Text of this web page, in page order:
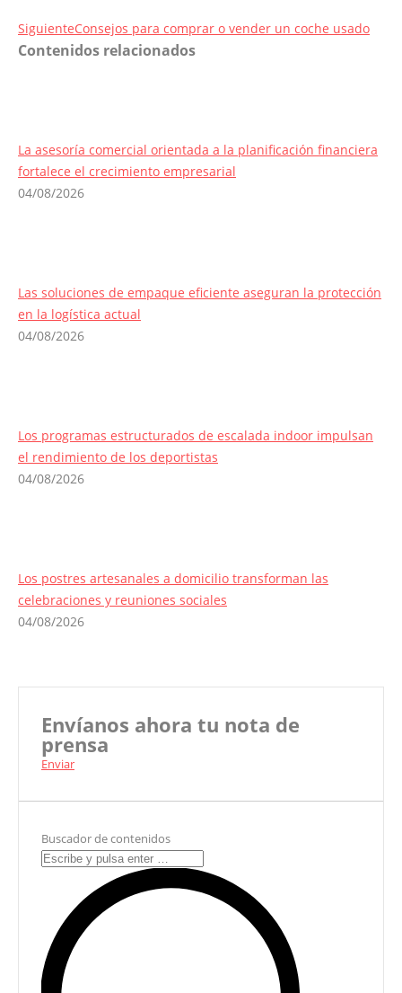
SiguienteEntrada
siguiente:
Consejos para comprar o vender un coche usado
Contenidos relacionados
La asesoría comercial orientada a la planificación financiera
fortalece el crecimiento empresarial
04/08/2026
Las soluciones de empaque eficiente aseguran la protección
en la logística actual
04/08/2026
Los programas estructurados de escalada indoor impulsan
el rendimiento de los deportistas
04/08/2026
Los postres artesanales a domicilio transforman las
celebraciones y reuniones sociales
04/08/2026
Envíanos ahora tu nota de
prensa
Enviar
Buscador de contenidos
Search: